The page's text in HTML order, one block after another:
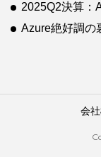
2025Q2決算：
Azure絶好調の
会